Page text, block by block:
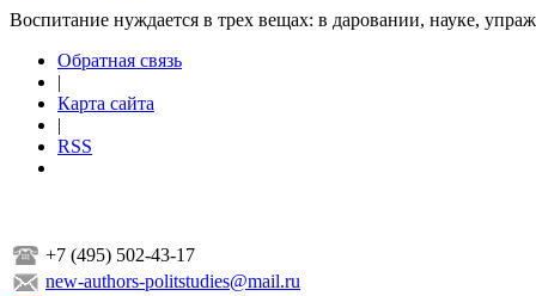
Воспитание нуждается в трех вещах: в даровании, науке,
Обратная связь
|
Карта сайта
|
RSS
+7 (495) 502-43-17
new-authors-politstudies@mail.ru